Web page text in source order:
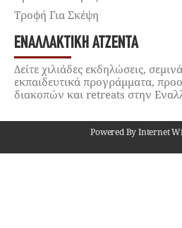
Τροφή Για Σκέψη
ΕΝΑΛΛΑΚΤΙΚΉ ΑΤΖΈΝΤΑ
Δείτε χιλιάδες εκδηλώσεις,
εκπαιδευτικά προγράμματα,
διακοπών και retreats στην
Powered By Internet